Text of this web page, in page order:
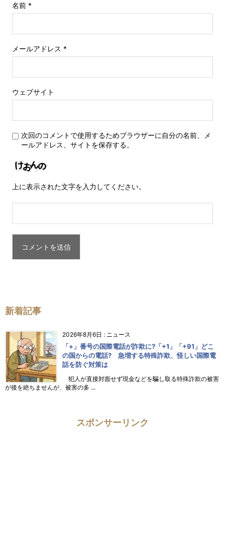
名前 *
メールアドレス *
ウェブサイト
次回のコメントで使用するためブラウザーに自分の名前、メ
ールアドレス、サイトを保存する。
上に表示された文字を入力してください。
新着記事
2026年8月6日 : ニュース
「+」番号の国際電話が詐欺に?「+1」「+91」どこ
の国からの電話? 急増する特殊詐欺、怪しい国際電
話を防ぐ対策は
犯人が直接対面せず現金などを騙し取る特殊詐欺の被害
が後を絶ちませんが、被害の多 ...
スポンサーリンク